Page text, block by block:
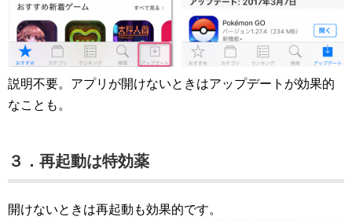
説明不要。アプリが開けないときはアップデートが効果的
なことも。
３．再起動は特効薬
開けないときは再起動も効果的です。